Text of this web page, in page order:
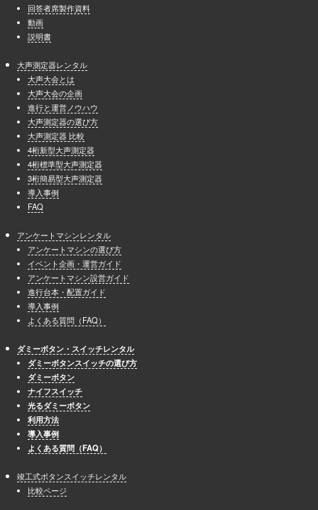
回答者席製作資料
動画
説明書
大声測定器レンタル
大声大会とは
大声大会の企画
進行と運営ノウハウ
大声測定器の選び方
大声測定器 比較
4桁新型大声測定器
4桁標準型大声測定器
3桁簡易型大声測定器
導入事例
FAQ
アンケートマシンレンタル
アンケートマシンの選び方
イベント企画・運営ガイド
アンケートマシン設営ガイド
進行台本・配置ガイド
導入事例
よくある質問（FAQ）
ダミーボタン・スイッチレンタル
ダミーボタンスイッチの選び方
ダミーボタン
ナイフスイッチ
光るダミーボタン
利用方法
導入事例
よくある質問（FAQ）
竣工式ボタンスイッチレンタル
比較ページ